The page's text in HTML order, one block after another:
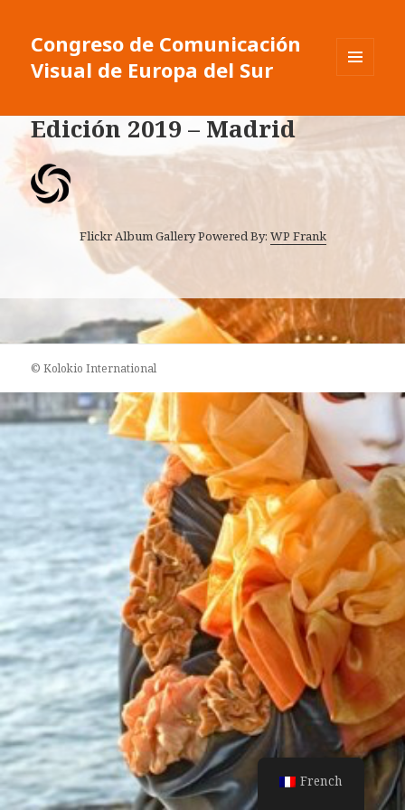
Congreso de Comunicación
Visual de Europa del Sur
WIDGETS
Edición 2019 – Madrid
Flickr Album Gallery Powered By: WP Frank
© Kolokio International
French